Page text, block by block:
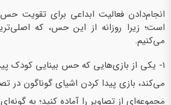
انجام‌دادن فعالیت‌ ابداعی برای تقویت حس
است؛ زیرا روزانه از این حس، که
می‌کنیم.
1- یکی از بازی‌هایی که حس بینایی کودک
می‌کند، بازی پیدا کردن اشیای گوناگون در
مجموعه‌ای از تصاویر را آماده کنید؛ به